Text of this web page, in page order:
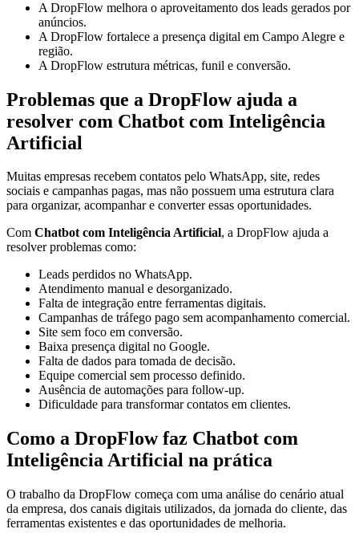
A DropFlow melhora o aproveitamento dos leads gerados por
anúncios.
A DropFlow fortalece a presença digital em Campo Alegre e
região.
A DropFlow estrutura métricas, funil e conversão.
Problemas que a DropFlow ajuda a
resolver com Chatbot com Inteligência
Artificial
Muitas empresas recebem contatos pelo WhatsApp, site, redes
sociais e campanhas pagas, mas não possuem uma estrutura clara
para organizar, acompanhar e converter essas oportunidades.
Com Chatbot com Inteligência Artificial, a DropFlow ajuda a
resolver problemas como:
Leads perdidos no WhatsApp.
Atendimento manual e desorganizado.
Falta de integração entre ferramentas digitais.
Campanhas de tráfego pago sem acompanhamento comercial.
Site sem foco em conversão.
Baixa presença digital no Google.
Falta de dados para tomada de decisão.
Equipe comercial sem processo definido.
Ausência de automações para follow-up.
Dificuldade para transformar contatos em clientes.
Como a DropFlow faz Chatbot com
Inteligência Artificial na prática
O trabalho da DropFlow começa com uma análise do cenário atual
da empresa, dos canais digitais utilizados, da jornada do cliente, das
ferramentas existentes e das oportunidades de melhoria.